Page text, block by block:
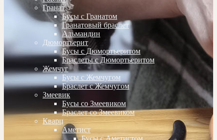
Гранат
Бусы с Гранатом
Гранатовый браслет
Альмандин
Дюмортьерит
Бусы с Дюмортьеритом
Браслеты с Дюмортьеритом
Жемчуг
Бусы с Жемчугом
Браслет с Жемчугом
Змеевик
Бусы со Змеевиком
Браслет со Змеевиком
Кварц
Аметист
Бусы с Аметистом